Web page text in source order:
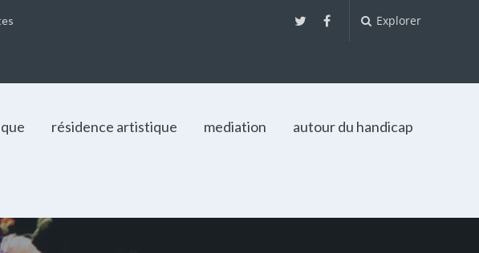
Explorer
résidence artistique mediation autour du handicap